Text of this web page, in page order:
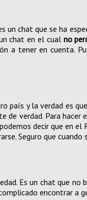
un chat que se ha
chat en el cual no
a tener en cuenta.
país y la verdad es
de verdad. Para
decir que en
Seguro que
Es un chat que
encontrar a